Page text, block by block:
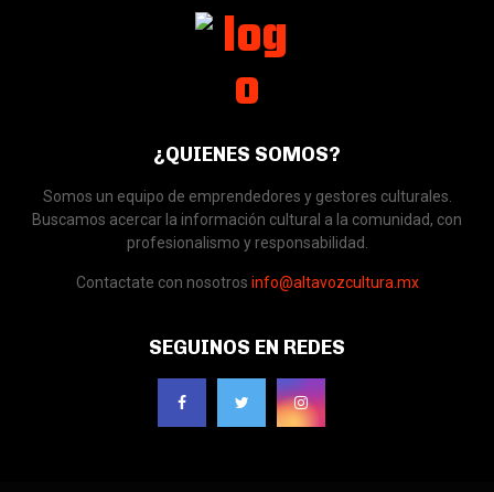
¿QUIENES SOMOS?
Somos un equipo de emprendedores y gestores culturales.
Buscamos acercar la información cultural a la comunidad, con
profesionalismo y responsabilidad.
Contactate con nosotros info@altavozcultura.mx
SEGUINOS EN REDES